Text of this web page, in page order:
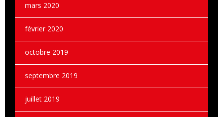
mars 2020
février 2020
octobre 2019
septembre 2019
juillet 2019